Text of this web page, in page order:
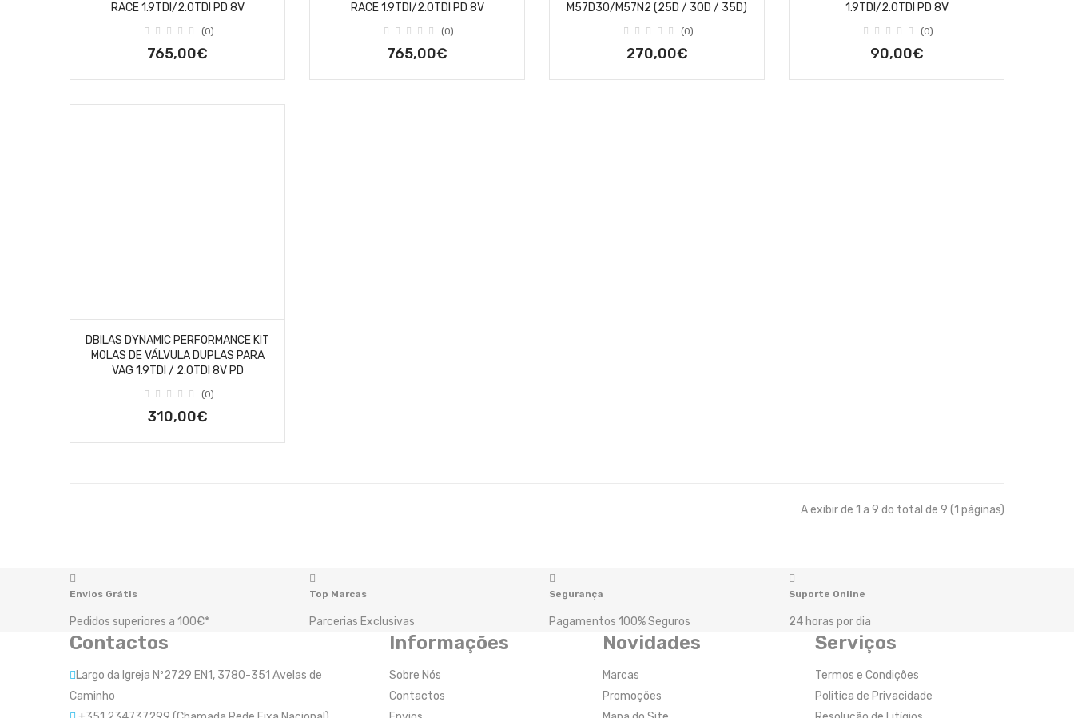
RACE 1.9TDI/2.0TDI PD 8V
(0)
765,00€
RACE 1.9TDI/2.0TDI PD 8V
(0)
765,00€
M57D30/M57N2 (25D / 30D / 35D)
(0)
270,00€
1.9TDI/2.0TDI PD 8V
(0)
90,00€
DBILAS DYNAMIC PERFORMANCE KIT
MOLAS DE VÁLVULA DUPLAS PARA
VAG 1.9TDI / 2.0TDI 8V PD
(0)
310,00€
A exibir de 1 a 9 do total de 9 (1 páginas)
Envios Grátis
Pedidos superiores a 100€*
Top Marcas
Parcerias Exclusivas
Segurança
Pagamentos 100% Seguros
Suporte Online
24 horas por dia
Contactos
Largo da Igreja Nº2729 EN1, 3780-351 Avelas de
Caminho
Informações
Sobre Nós
Contactos
Novidades
Marcas
Promoções
Serviços
Termos e Condições
Politica de Privacidade